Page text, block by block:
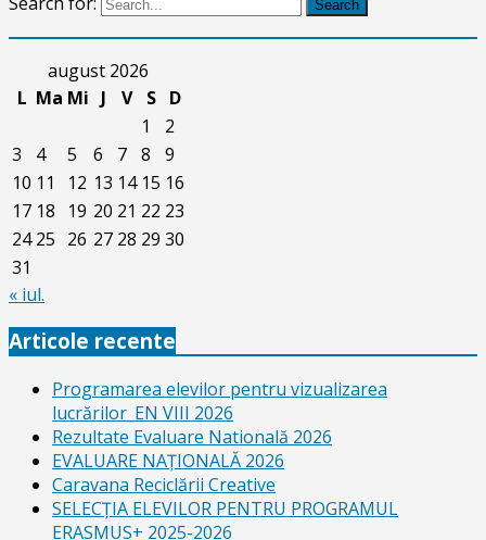
Search
august 2026
L Ma Mi J V S
D
1
2
3
4 5 6 7 8
9
10 11 12 13 14 15 16
17 18 19 20 21 22 23
24 25 26 27 28 29 30
31
« iul.
Articole recente
Programarea elevilor pentru vizualizarea
lucrărilor_EN VIII 2026
Rezultate Evaluare Natională 2026
EVALUARE NAŢIONALĂ 2026
Caravana Reciclării Creative
SELECŢIA ELEVILOR PENTRU PROGRAMUL
ERASMUS+ 2025-2026